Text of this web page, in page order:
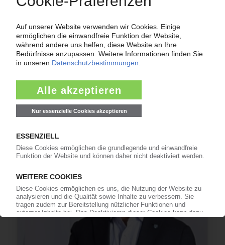
RÖCHLING
Kunststoffkonzern erwirbt den Schweizer SMC-
Spezialisten Compotech